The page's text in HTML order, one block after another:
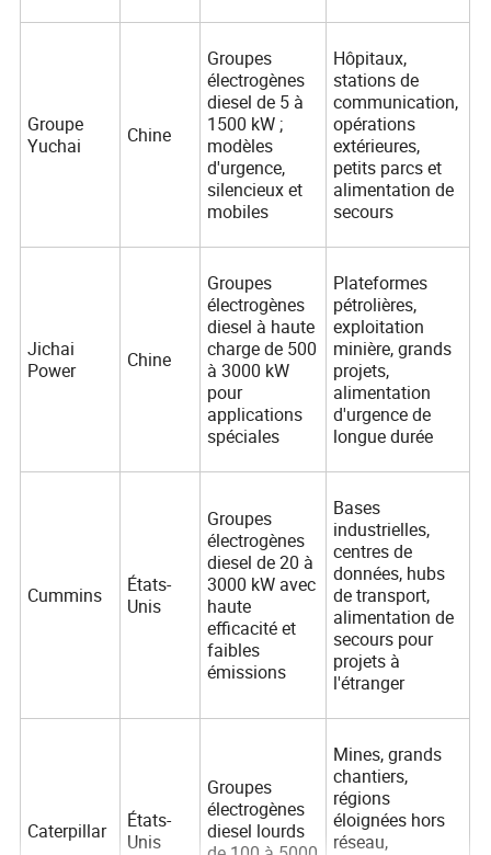
Groupe
Yuchai
Chine
Groupes
électrogènes
diesel de 5 à
1500 kW ;
modèles
d'urgence,
silencieux et
mobiles
Hôpitaux,
stations de
communication,
opérations
extérieures,
petits parcs et
alimentation de
secours
Jichai
Power
Chine
Groupes
électrogènes
diesel à haute
charge de 500
à 3000 kW
pour
applications
spéciales
Plateformes
pétrolières,
exploitation
minière, grands
projets,
alimentation
d'urgence de
longue durée
Cummins
États-
Unis
Groupes
électrogènes
diesel de 20 à
3000 kW avec
haute
efficacité et
faibles
émissions
Bases
industrielles,
centres de
données, hubs
de transport,
alimentation de
secours pour
projets à
l'étranger
Caterpillar
États-
Unis
Groupes
électrogènes
diesel lourds
Mines, grands
chantiers,
régions
éloignées hors
réseau,